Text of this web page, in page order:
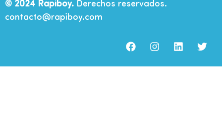
© 2024 Rapiboy. Derechos reservados.
contacto@rapiboy.com